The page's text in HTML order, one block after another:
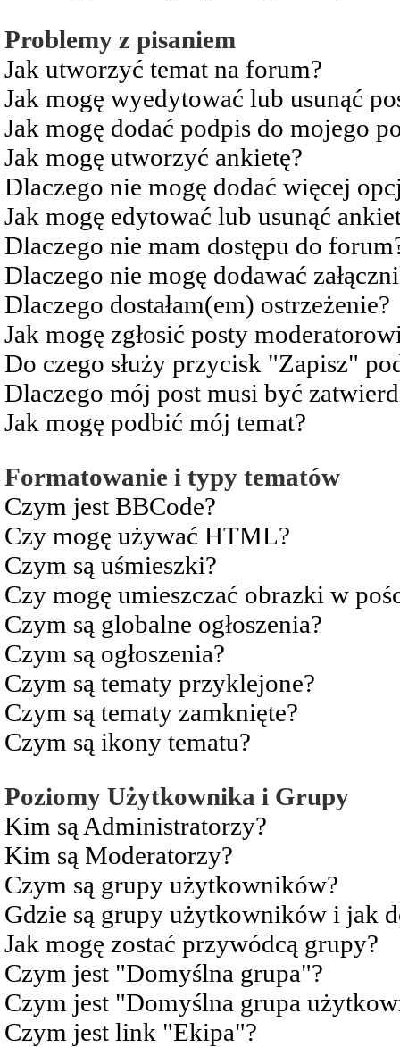
Problemy z pisaniem
Jak utworzyć temat na forum?
Jak mogę wyedytować lub usunąć
Jak mogę dodać podpis do mojego
Jak mogę utworzyć ankietę?
Dlaczego nie mogę dodać więcej
Jak mogę edytować lub usunąć
Dlaczego nie mam dostępu do
Dlaczego nie mogę dodawać
Dlaczego dostałam(em) ostrzeżenie?
Jak mogę zgłosić posty
Do czego służy przycisk "Zapisz"
Dlaczego mój post musi być
Jak mogę podbić mój temat?
Formatowanie i typy tematów
Czym jest BBCode?
Czy mogę używać HTML?
Czym są uśmieszki?
Czy mogę umieszczać obrazki w
Czym są globalne ogłoszenia?
Czym są ogłoszenia?
Czym są tematy przyklejone?
Czym są tematy zamknięte?
Czym są ikony tematu?
Poziomy Użytkownika i Grupy
Kim są Administratorzy?
Kim są Moderatorzy?
Czym są grupy użytkowników?
Gdzie są grupy użytkowników i jak
Jak mogę zostać przywódcą grupy?
Czym jest "Domyślna grupa"?
Czym jest "Domyślna grupa
Czym jest link "Ekipa"?